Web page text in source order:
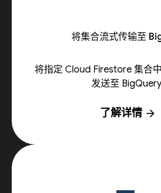
将集合流式传输至
将指定 Cloud Firestore 集合
发送至 BigQuery
了解详情 arrow_forward